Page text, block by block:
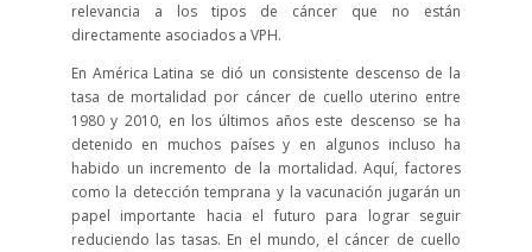
relevancia a los tipos de cáncer que no están
directamente asociados a VPH.
En América Latina se dió un consistente descenso de la
tasa de mortalidad por cáncer de cuello uterino entre
1980 y 2010, en los últimos años este descenso se ha
detenido en muchos países y en algunos incluso ha
habido un incremento de la mortalidad. Aquí, factores
como la detección temprana y la vacunación jugarán un
papel importante hacia el futuro para lograr seguir
reduciendo las tasas. En el mundo, el cáncer de cuello